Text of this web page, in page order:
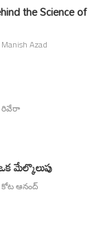
the Science of
Manish Azad
రివేరా
మేల్కొలుపు
కోట ఆనంద్